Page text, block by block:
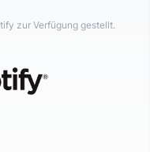
zur Verfügung gestellt.